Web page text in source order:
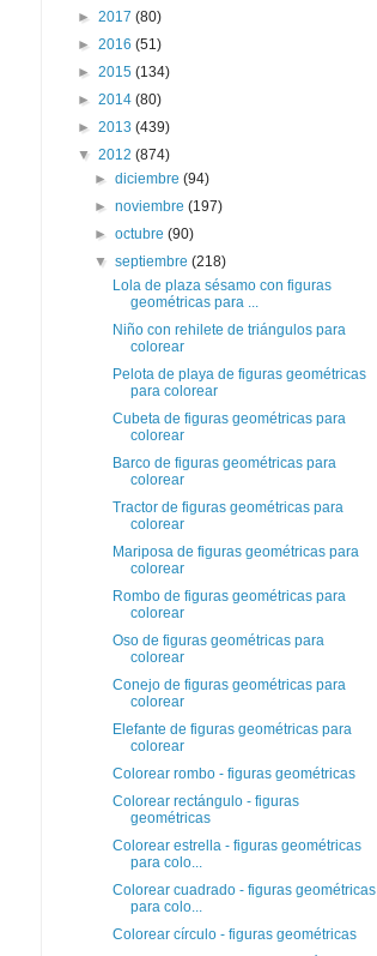
► 2017 (80)
► 2016 (51)
► 2015 (134)
► 2014 (80)
► 2013 (439)
▼ 2012 (874)
►diciembre(94)
►noviembre(197)
►octubre(90)
▼septiembre(218)
Lola de plaza sésamo con figuras
geométricas para ...
Niño con rehilete de triángulos para
colorear
Pelota de playa de figuras geométricas
para colorear
Cubeta de figuras geométricas para
colorear
Barco de figuras geométricas para
colorear
Tractor de figuras geométricas para
colorear
Mariposa de figuras geométricas para
colorear
Rombo de figuras geométricas para
colorear
Oso de figuras geométricas para
colorear
Conejo de figuras geométricas para
colorear
Elefante de figuras geométricas para
colorear
Colorear rombo - figuras geométricas
Colorear rectángulo - figuras
geométricas
Colorear estrella - figuras geométricas
para colo...
Colorear cuadrado - figuras geométricas
para colo...
Colorear círculo - figuras geométricas